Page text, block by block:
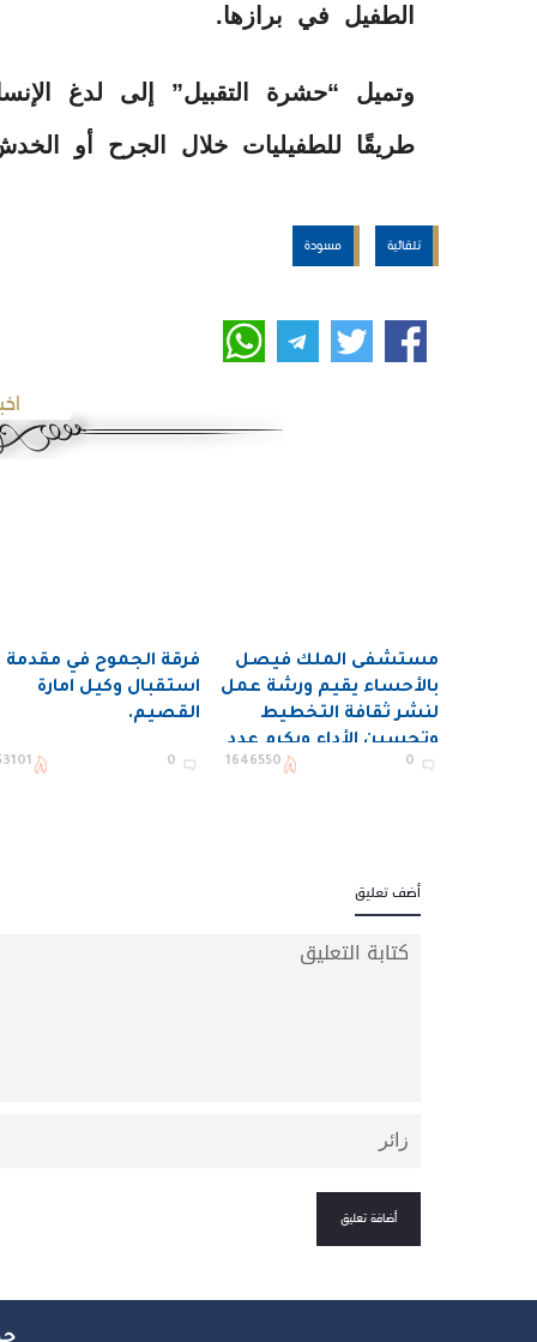
الطفيل في برازها.
وتميل “حشرة التقبيل” إلى لدغ
طريقًا للطفيليات خلال الجرح أو
تلقائية مسودة
مستشفى الملك فيصل
بالأحساء يقيم ورشة عمل
لنشر ثقافة التخطيط
وتحسين الأداء ويكرم عدد
من المستفيدين
0
1646550
فرقة الجموح في مقدمة
استقبال وكيل امارة
القصيم.
0
أضف تعليق